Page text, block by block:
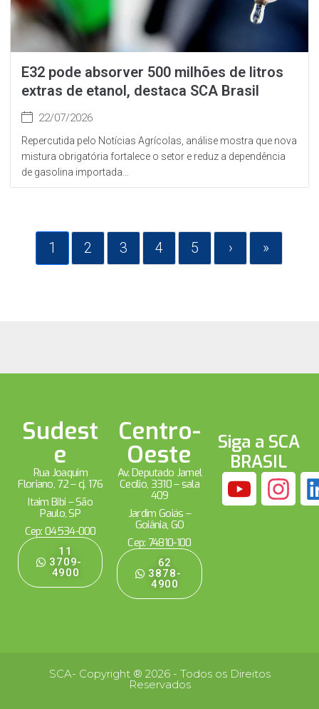
E32 pode absorver 500 milhões de litros
extras de etanol, destaca SCA Brasil
22/07/2026
Repercutida pelo Notícias Agrícolas, análise mostra que nova
mistura obrigatória fortalece o setor e reduz a dependência
de gasolina importada...
1 2 3 4 5 › »
Sudest
e
Rua Joaquim
Floriano, 72 – cj. 176
Itaim Bibi – São
Paulo, SP
Cep: 04534-000
11
3709-
4900
Centro-
Oeste
Av. Deputado Jamel
Cecílio, 3310 – sala
409
Jardim Goiás –
Goiânia, GO
Cep: 74810-100
62
3878-
4900
Siga a SCA
BRASIL
SCA- Copyright ® 2026 - Todos os Direitos
Reservados